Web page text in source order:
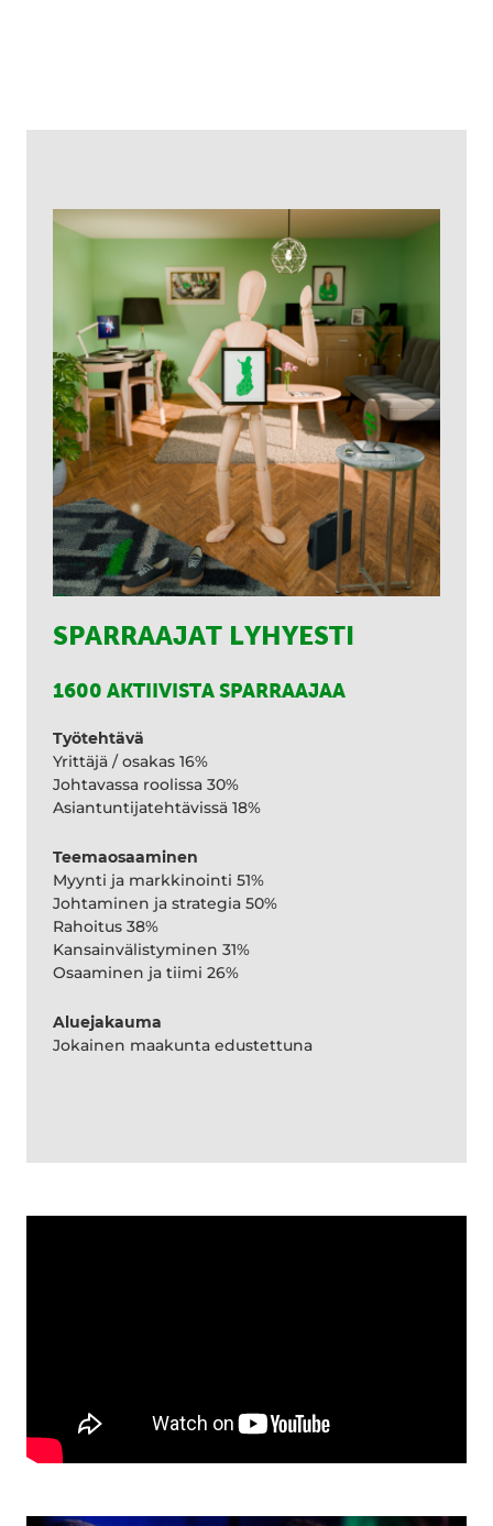
SPARRAAJAT LYHYESTI
1600 AKTIIVISTA SPARRAAJAA
Työtehtävä
Yrittäjä / osakas 16%
Johtavassa roolissa 30%
Asiantuntijatehtävissä 18%
Teemaosaaminen
Myynti ja markkinointi 51%
Johtaminen ja strategia 50%
Rahoitus 38%
Kansainvälistyminen 31%
Osaaminen ja tiimi 26%
Aluejakauma
Jokainen maakunta edustettuna